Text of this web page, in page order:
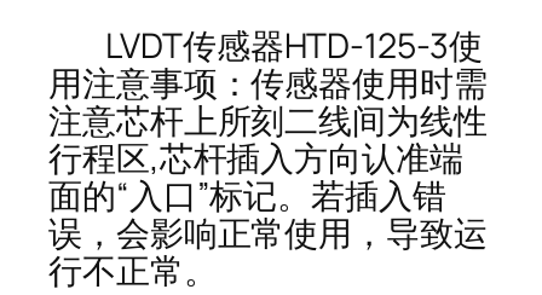
LVDT传感器HTD-125-3使
用注意事项：传感器使用时需
注意芯杆上所刻二线间为线性
行程区,芯杆插入方向认准端
面的“入口”标记。若插入错
误，会影响正常使用，导致运
行不正常。